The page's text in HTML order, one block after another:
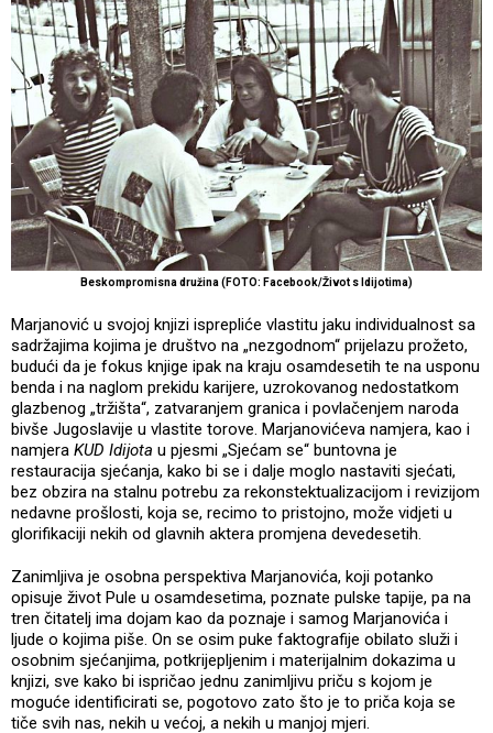
Beskompromisna družina (FOTO: Facebook/Život s Idijotima)
Marjanović u svojoj knjizi isprepliće vlastitu jaku individualnost sa
sadržajima kojima je društvo na „nezgodnom“ prijelazu prožeto,
budući da je fokus knjige ipak na kraju osamdesetih te na usponu
benda i na naglom prekidu karijere, uzrokovanog nedostatkom
glazbenog „tržišta“, zatvaranjem granica i povlačenjem naroda
bivše Jugoslavije u vlastite torove. Marjanovićeva namjera, kao i
namjera KUD Idijota u pjesmi „Sjećam se“ buntovna je
restauracija sjećanja, kako bi se i dalje moglo nastaviti sjećati,
bez obzira na stalnu potrebu za rekonstektualizacijom i revizijom
nedavne prošlosti, koja se, recimo to pristojno, može vidjeti u
glorifikaciji nekih od glavnih aktera promjena devedesetih.
Zanimljiva je osobna perspektiva Marjanovića, koji potanko
opisuje život Pule u osamdesetima, poznate pulske tapije, pa na
tren čitatelj ima dojam kao da poznaje i samog Marjanovića i
ljude o kojima piše. On se osim puke faktografije obilato služi i
osobnim sjećanjima, potkrijepljenim i materijalnim dokazima u
knjizi, sve kako bi ispričao jednu zanimljivu priču s kojom je
moguće identificirati se, pogotovo zato što je to priča koja se
tiče svih nas, nekih u većoj, a nekih u manjoj mjeri.